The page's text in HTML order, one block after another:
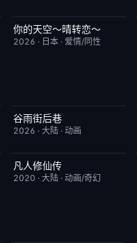
更新至第02集
你的天空～晴转恋～
2026 · 日本· 爱情/同性
更新至第4集
谷雨街后巷
2026 · 大陆· 动画
更新至第186集
凡人修仙传
2020 · 大陆· 动画/奇幻